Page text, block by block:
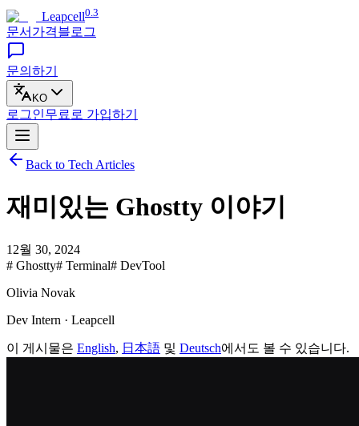
Leapcell0.3
문서 가격블로그
문의하기
KO
로그인무료로 가입하기
Back to Tech Articles
재미있는 Ghostty 이야기
12월 30, 2024
# Ghostty# Terminal# DevTool
Olivia Novak
Dev Intern · Leapcell
이 게시물은 English, 日本語 및 Deutsch에서도 볼 수 있습니다.